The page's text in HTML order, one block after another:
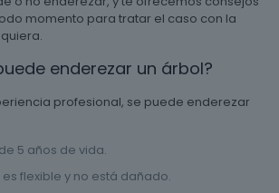
momento para tratar el caso con la
enderezar un árbol?
profesional, se puede enderezar
5 años de vida.
flexible y no está dañado.